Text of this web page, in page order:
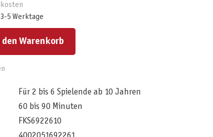
5 Werktage
den Warenkorb
Für 2 bis 6 Spielende ab 10 Jahren
60 bis 90 Minuten
FKS6922610